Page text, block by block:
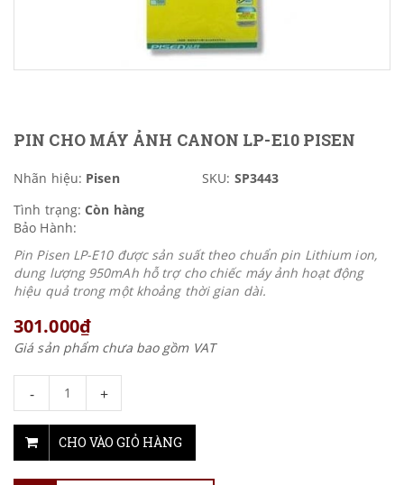
PIN CHO MÁY ẢNH CANON LP-E10 PISEN
Nhãn hiệu: Pisen SKU: SP3443
Tình trạng: Còn hàng
Bảo Hành:
Pin Pisen LP-E10 được sản suất theo chuẩn pin Lithium ion,
dung lượng 950mAh hỗ trợ cho chiếc máy ảnh hoạt động
hiệu quả trong một khoảng thời gian dài.
301.000₫
Giá sản phẩm chưa bao gồm VAT
- +
CHO VÀO GIỎ HÀNG